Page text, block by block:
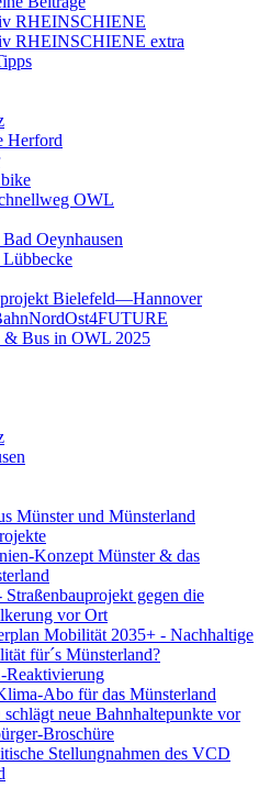
RHEINSCHIENE
RHEINSCHIENE extra
Herford
OWL
Oeynhausen
Bielefeld—Hannover
& Bus in OWL 2025
Münster und Münsterland
Konzept Münster & das
Straßenbauprojekt gegen die
vor Ort
Mobilität 2035+ - Nachhaltige
für´s Münsterland?
Reaktivierung
Abo für das Münsterland
neue Bahnhaltepunkte vor
Broschüre
Stellungnahmen des VCD